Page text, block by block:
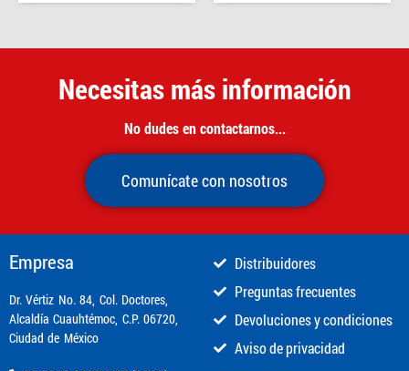
Necesitas más información
No dudes en contactarnos...
Comunícate con nosotros
Empresa
​Dr. Vértiz No. 84, Col. Doctores,
Alcaldía Cuauhtémoc, C.P. 06720,
Ciudad de México
Distribuidores
Preguntas frecuentes
Devoluciones y condiciones
Aviso de privacidad